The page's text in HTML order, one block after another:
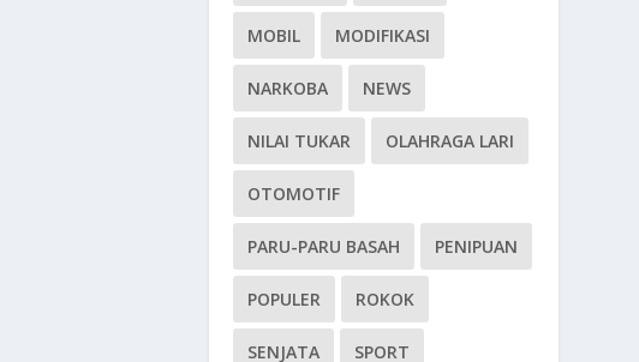
MOBIL MODIFIKASI
NARKOBA NEWS
NILAI TUKAR OLAHRAGA LARI
OTOMOTIF
PARU-PARU BASAH PENIPUAN
POPULER ROKOK
SENJATA SPORT